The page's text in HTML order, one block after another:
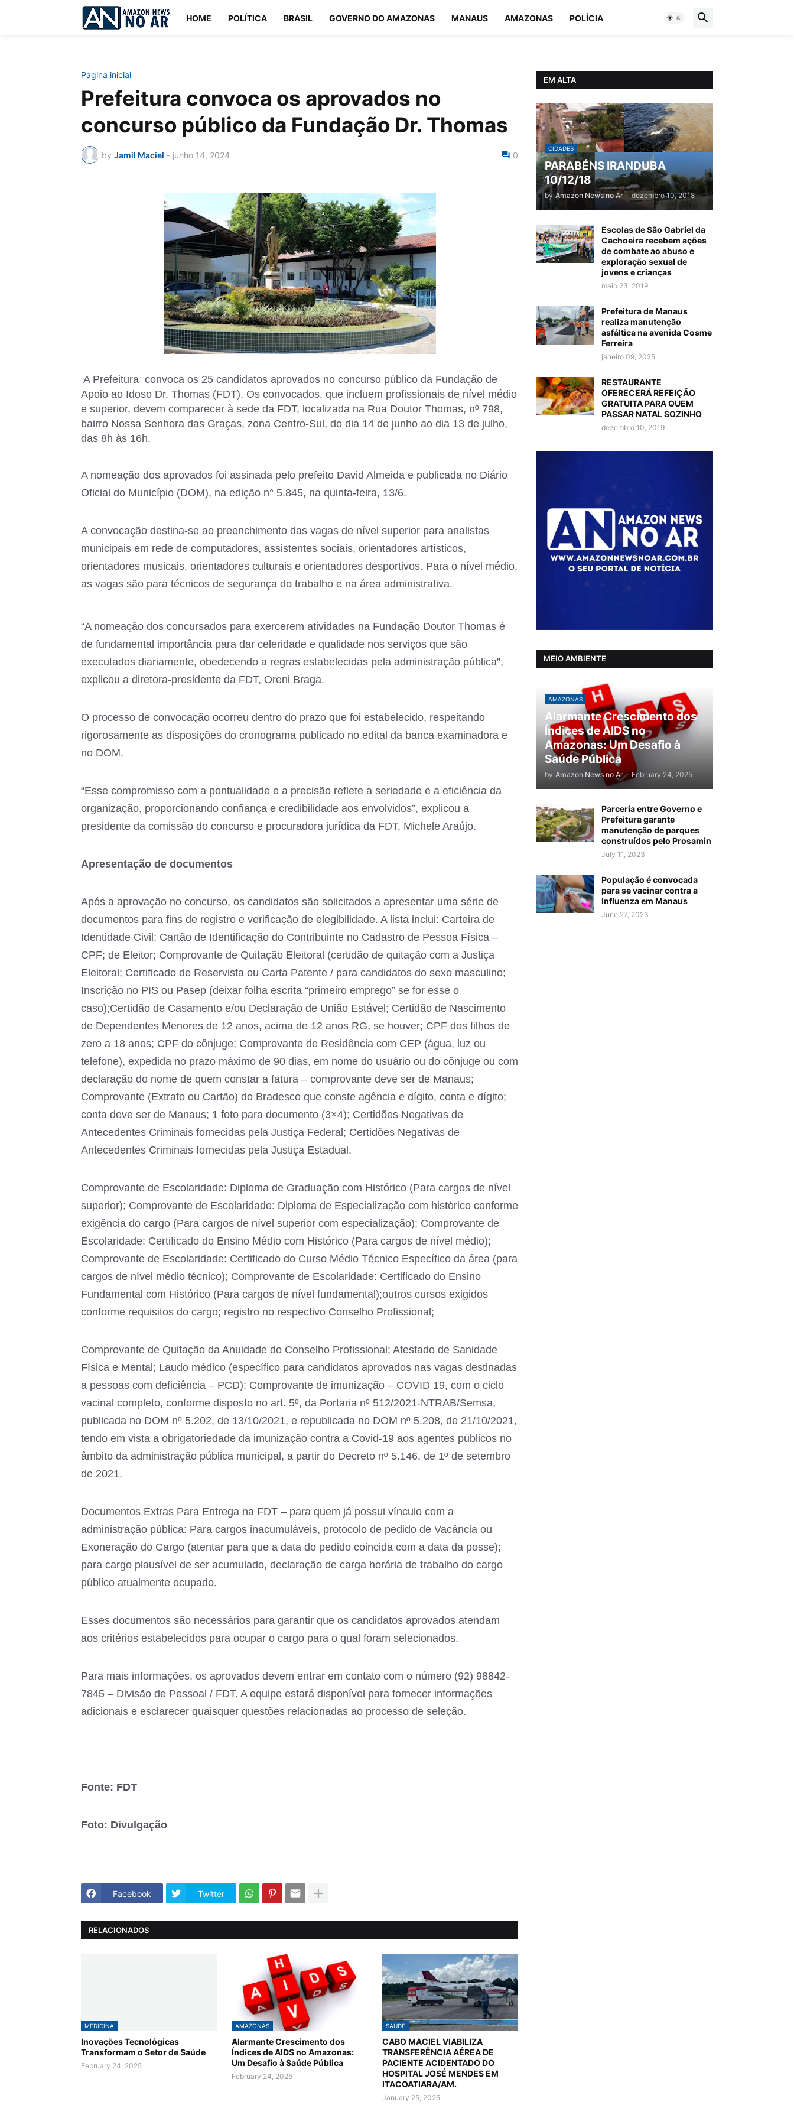
HOME POLÍTICA BRASIL GOVERNO DO AMAZONAS MANAUS AMAZONAS POLÍCIA
Página inicial
Prefeitura convoca os aprovados no
concurso público da Fundação Dr. Thomas
by Jamil Maciel - junho 14, 2024 0
A Prefeitura convoca os 25 candidatos aprovados no concurso público da Fundação de
Apoio ao Idoso Dr. Thomas (FDT). Os convocados, que incluem profissionais de nível médio
e superior, devem comparecer à sede da FDT, localizada na Rua Doutor Thomas, nº 798,
bairro Nossa Senhora das Graças, zona Centro-Sul, do dia 14 de junho ao dia 13 de julho,
das 8h às 16h.
A nomeação dos aprovados foi assinada pelo prefeito David Almeida e publicada no Diário
Oficial do Município (DOM), na edição n° 5.845, na quinta-feira, 13/6.
A convocação destina-se ao preenchimento das vagas de nível superior para analistas
municipais em rede de computadores, assistentes sociais, orientadores artísticos,
orientadores musicais, orientadores culturais e orientadores desportivos. Para o nível médio,
as vagas são para técnicos de segurança do trabalho e na área administrativa.
“A nomeação dos concursados para exercerem atividades na Fundação Doutor Thomas é
de fundamental importância para dar celeridade e qualidade nos serviços que são
executados diariamente, obedecendo a regras estabelecidas pela administração pública”,
explicou a diretora-presidente da FDT, Oreni Braga.
O processo de convocação ocorreu dentro do prazo que foi estabelecido, respeitando
rigorosamente as disposições do cronograma publicado no edital da banca examinadora e
no DOM.
“Esse compromisso com a pontualidade e a precisão reflete a seriedade e a eficiência da
organização, proporcionando confiança e credibilidade aos envolvidos”, explicou a
presidente da comissão do concurso e procuradora jurídica da FDT, Michele Araújo.
Apresentação de documentos
Após a aprovação no concurso, os candidatos são solicitados a apresentar uma série de
documentos para fins de registro e verificação de elegibilidade. A lista inclui: Carteira de
Identidade Civil; Cartão de Identificação do Contribuinte no Cadastro de Pessoa Física –
CPF; de Eleitor; Comprovante de Quitação Eleitoral (certidão de quitação com a Justiça
Eleitoral; Certificado de Reservista ou Carta Patente / para candidatos do sexo masculino;
Inscrição no PIS ou Pasep (deixar folha escrita “primeiro emprego” se for esse o
caso);Certidão de Casamento e/ou Declaração de União Estável; Certidão de Nascimento
de Dependentes Menores de 12 anos, acima de 12 anos RG, se houver; CPF dos filhos de
zero a 18 anos; CPF do cônjuge; Comprovante de Residência com CEP (água, luz ou
telefone), expedida no prazo máximo de 90 dias, em nome do usuário ou do cônjuge ou com
declaração do nome de quem constar a fatura – comprovante deve ser de Manaus;
Comprovante (Extrato ou Cartão) do Bradesco que conste agência e dígito, conta e dígito;
conta deve ser de Manaus; 1 foto para documento (3×4); Certidões Negativas de
Antecedentes Criminais fornecidas pela Justiça Federal; Certidões Negativas de
Antecedentes Criminais fornecidas pela Justiça Estadual.
Comprovante de Escolaridade: Diploma de Graduação com Histórico (Para cargos de nível
superior); Comprovante de Escolaridade: Diploma de Especialização com histórico conforme
exigência do cargo (Para cargos de nível superior com especialização); Comprovante de
Escolaridade: Certificado do Ensino Médio com Histórico (Para cargos de nível médio);
Comprovante de Escolaridade: Certificado do Curso Médio Técnico Específico da área (para
cargos de nível médio técnico); Comprovante de Escolaridade: Certificado do Ensino
Fundamental com Histórico (Para cargos de nível fundamental);outros cursos exigidos
conforme requisitos do cargo; registro no respectivo Conselho Profissional;
Comprovante de Quitação da Anuidade do Conselho Profissional; Atestado de Sanidade
Física e Mental; Laudo médico (específico para candidatos aprovados nas vagas destinadas
a pessoas com deficiência – PCD); Comprovante de imunização – COVID 19, com o ciclo
vacinal completo, conforme disposto no art. 5º, da Portaria nº 512/2021-NTRAB/Semsa,
publicada no DOM nº 5.202, de 13/10/2021, e republicada no DOM nº 5.208, de 21/10/2021,
tendo em vista a obrigatoriedade da imunização contra a Covid-19 aos agentes públicos no
âmbito da administração pública municipal, a partir do Decreto nº 5.146, de 1º de setembro
de 2021.
Documentos Extras Para Entrega na FDT – para quem já possui vínculo com a
administração pública: Para cargos inacumuláveis, protocolo de pedido de Vacância ou
Exoneração do Cargo (atentar para que a data do pedido coincida com a data da posse);
para cargo plausível de ser acumulado, declaração de carga horária de trabalho do cargo
público atualmente ocupado.
Esses documentos são necessários para garantir que os candidatos aprovados atendam
aos critérios estabelecidos para ocupar o cargo para o qual foram selecionados.
Para mais informações, os aprovados devem entrar em contato com o número (92) 98842-
7845 – Divisão de Pessoal / FDT. A equipe estará disponível para fornecer informações
adicionais e esclarecer quaisquer questões relacionadas ao processo de seleção.
Fonte: FDT
Foto: Divulgação
Facebook Twitter
RELACIONADOS
MEDICINA
Inovações Tecnológicas
Transformam o Setor de Saúde
February 24, 2025
AMAZONAS
Alarmante Crescimento dos
Índices de AIDS no Amazonas:
Um Desafio à Saúde Pública
February 24, 2025
SAÚDE
CABO MACIEL VIABILIZA
TRANSFERÊNCIA AÉREA DE
PACIENTE ACIDENTADO DO
HOSPITAL JOSÉ MENDES EM
ITACOATIARA/AM.
January 25, 2025
EM ALTA
CIDADES
PARABÉNS IRANDUBA
10/12/18
by Amazon News no Ar - dezembro 10, 2018
Escolas de São Gabriel da
Cachoeira recebem ações
de combate ao abuso e
exploração sexual de
jovens e crianças
maio 23, 2019
Prefeitura de Manaus
realiza manutenção
asfáltica na avenida Cosme
Ferreira
janeiro 09, 2025
RESTAURANTE
OFERECERÁ REFEIÇÃO
GRATUITA PARA QUEM
PASSAR NATAL SOZINHO
dezembro 10, 2019
MEIO AMBIENTE
AMAZONAS
Alarmante Crescimento dos
Índices de AIDS no
Amazonas: Um Desafio à
Saúde Pública
by Amazon News no Ar - February 24, 2025
Parceria entre Governo e
Prefeitura garante
manutenção de parques
construídos pelo Prosamin
July 11, 2023
População é convocada
para se vacinar contra a
Influenza em Manaus
June 27, 2023